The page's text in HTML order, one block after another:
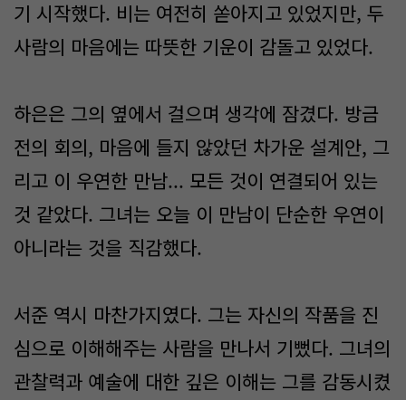
기 시작했다. 비는 여전히 쏟아지고 있었지만, 두
사람의 마음에는 따뜻한 기운이 감돌고 있었다.
하은은 그의 옆에서 걸으며 생각에 잠겼다. 방금
전의 회의, 마음에 들지 않았던 차가운 설계안, 그
리고 이 우연한 만남... 모든 것이 연결되어 있는
것 같았다. 그녀는 오늘 이 만남이 단순한 우연이
아니라는 것을 직감했다.
서준 역시 마찬가지였다. 그는 자신의 작품을 진
심으로 이해해주는 사람을 만나서 기뻤다. 그녀의
관찰력과 예술에 대한 깊은 이해는 그를 감동시켰